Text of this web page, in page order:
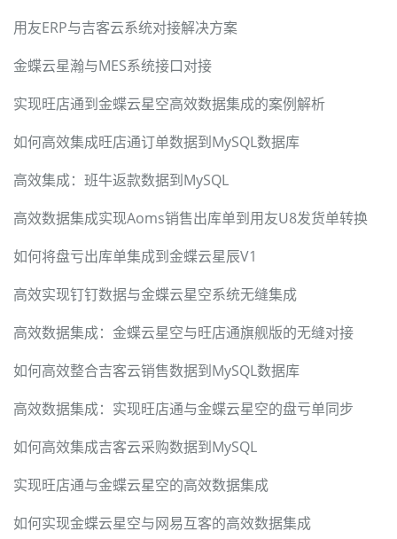
用友ERP与吉客云系统对接解决方案
金蝶云星瀚与MES系统接口对接
实现旺店通到金蝶云星空高效数据集成的案例解析
如何高效集成旺店通订单数据到MySQL数据库
高效集成：班牛返款数据到MySQL
高效数据集成实现Aoms销售出库单到用友U8发货单转换
如何将盘亏出库单集成到金蝶云星辰V1
高效实现钉钉数据与金蝶云星空系统无缝集成
高效数据集成：金蝶云星空与旺店通旗舰版的无缝对接
如何高效整合吉客云销售数据到MySQL数据库
高效数据集成：实现旺店通与金蝶云星空的盘亏单同步
如何高效集成吉客云采购数据到MySQL
实现旺店通与金蝶云星空的高效数据集成
如何实现金蝶云星空与网易互客的高效数据集成